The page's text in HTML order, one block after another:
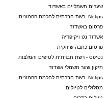
שערים חשמליים באשדוד
Netips -רשת חברתית לחכמת ההמונים
פרסום באשדוד
אשדוד נט ויקיפדיה
פרסום כתבה שיווקית
נטיפס - רשת חברתית לטיפים והמלצות
תיקון שער חשמלי אשדוד
Netips -רשת חברתית לחכמת ההמונים
מסלולים לטיולים